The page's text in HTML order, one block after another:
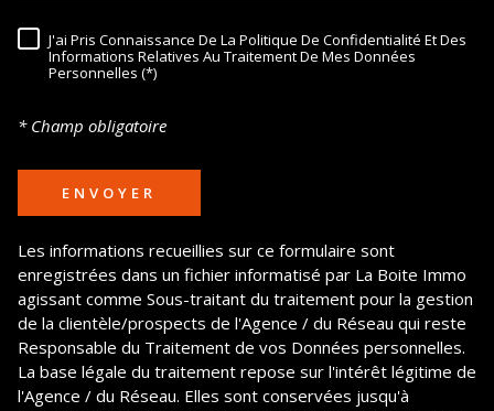
RÈGLEMENTATION
J'ai Pris Connaissance De La Politique De Confidentialité Et Des
Informations Relatives Au Traitement De Mes Données
Personnelles (*)
* Champ obligatoire
ENVOYER
Les informations recueillies sur ce formulaire sont
enregistrées dans un fichier informatisé par La Boite Immo
agissant comme Sous-traitant du traitement pour la gestion
de la clientèle/prospects de l'Agence / du Réseau qui reste
Responsable du Traitement de vos Données personnelles.
La base légale du traitement repose sur l'intérêt légitime de
l'Agence / du Réseau. Elles sont conservées jusqu'à